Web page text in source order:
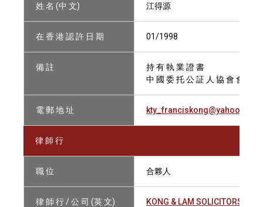
姓 名 (中 文) 江得源
在 香 港 認 許 日 期 01/1998
備 註
持 有 執 業 證 書
中 國 委 托 公 証 人 協 會 會 員
電 郵 地 址
律 師 行
職 位 合夥人
律 師 行 / 公 司 (英 文) KONG & LAM SOLICITORS LLP